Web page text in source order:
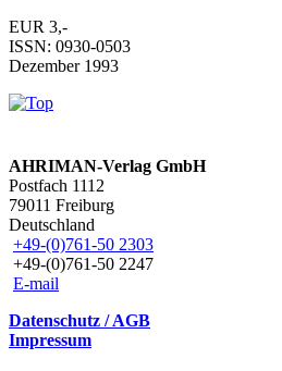
EUR 3,-
ISSN: 0930-0503
Dezember 1993
AHRIMAN-Verlag GmbH
Postfach 1112
79011 Freiburg
Deutschland
+49-(0)761-50 2303
+49-(0)761-50 2247
E-mail
Datenschutz / AGB
Impressum